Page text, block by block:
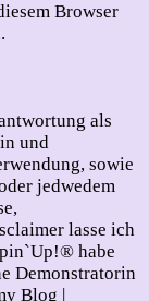
Browser
als
und
sowie
jedwedem
lasse ich
habe
Demonstratorin
Blog |